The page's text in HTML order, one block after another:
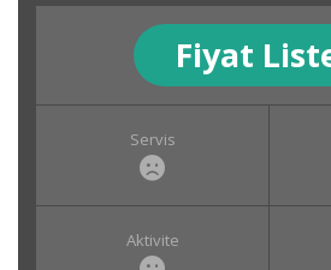
Fiyat
Servis
Aktivite